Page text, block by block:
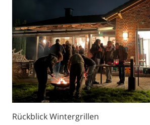
Rückblick Wintergrillen